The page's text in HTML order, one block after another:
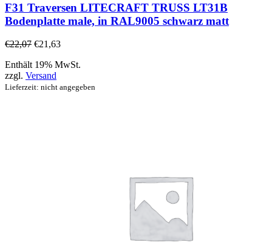
F31 Traversen LITECRAFT TRUSS LT31B
Bodenplatte male, in RAL9005 schwarz matt
€22,07 €21,63
Enthält 19% MwSt.
zzgl. Versand
Lieferzeit: nicht angegeben